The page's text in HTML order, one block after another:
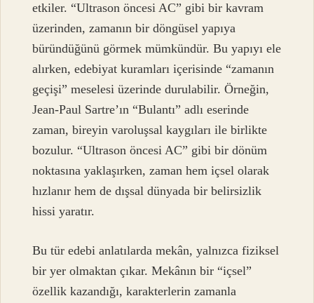
etkiler. “Ultrason öncesi AC” gibi bir kavram
üzerinden, zamanın bir döngüsel yapıya
büründüğünü görmek mümkündür. Bu yapıyı ele
alırken, edebiyat kuramları içerisinde “zamanın
geçişi” meselesi üzerinde durulabilir. Örneğin,
Jean-Paul Sartre’ın “Bulantı” adlı eserinde
zaman, bireyin varoluşsal kaygıları ile birlikte
bozulur. “Ultrason öncesi AC” gibi bir dönüm
noktasına yaklaşırken, zaman hem içsel olarak
hızlanır hem de dışsal dünyada bir belirsizlik
hissi yaratır.
Bu tür edebi anlatılarda mekân, yalnızca fiziksel
bir yer olmaktan çıkar. Mekânın bir “içsel”
özellik kazandığı, karakterlerin zamanla